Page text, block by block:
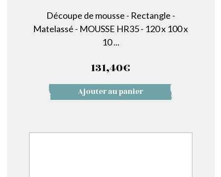
Découpe de mousse - Rectangle -
Matelassé - MOUSSE HR35 - 120 x 100 x
10 ...
131,40€
Ajouter au panier